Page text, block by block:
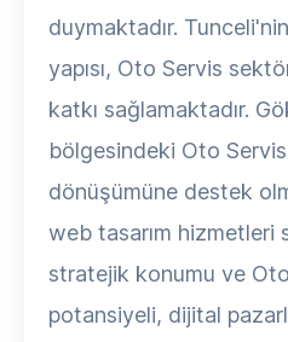
duymaktadır.
yapısı, Oto Servis
katkı sağlamaktadır.
bölgesindeki Oto
dönüşümüne destek
web tasarım hizmetleri
stratejik konumu ve
potansiyeli, dijital